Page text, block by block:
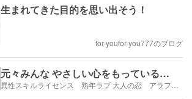
生まれてきた目的を思い出そう！
for-youfor-you777のブログ
元々みんな やさしい心をもっている…